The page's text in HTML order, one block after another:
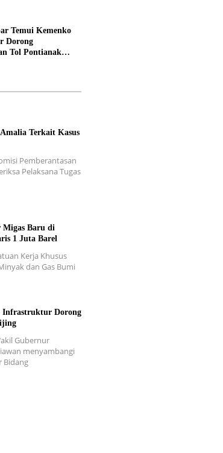
Temui Kemenko
Dorong
Tol Pontianak
Terkait Kasus
Pemberantasan
Pelaksana Tugas
Migas Baru di
1 Juta Barel
Kerja Khusus
dan Gas Bumi
Infrastruktur Dorong
Gubernur
menyambangi
Bidang